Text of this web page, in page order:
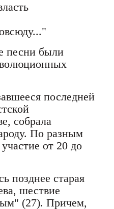
песни были
последней
собрала
По разным
от 20 до
позднее старая
шествие
(27). Причем,